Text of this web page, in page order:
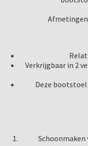
Afmetingen:
Verkrijgbaar in 2
Deze bootstoel
Schoonmaken